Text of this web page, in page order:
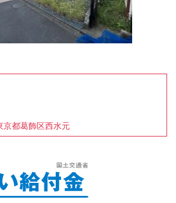
区西水元